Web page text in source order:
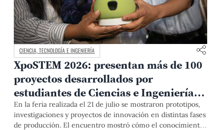
CIENCIA, TECNOLOGÍA E INGENIERÍA
XpoSTEM 2026: presentan más de 100
proyectos desarrollados por
estudiantes de Ciencias e Ingeniería
PUCP orientados a atender
necesidades del país
En la feria realizada el 21 de julio se mostraron prototipos,
investigaciones y proyectos de innovación en distintas fases
de producción. El encuentro mostró cómo el conocimiento